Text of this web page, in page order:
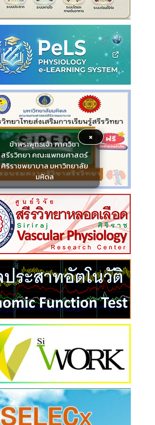
×
ข้าพระพุทธเจ้า ภาควิชา
สรีรวิทยา คณะแพทยศาสตร์
ศิริราชพยาบาล มหาวิทยาลัย
มหิดล